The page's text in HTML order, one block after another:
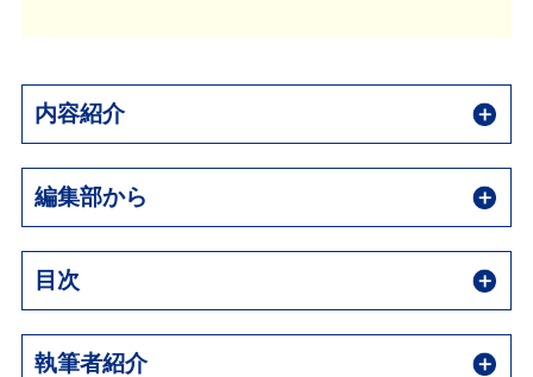
内容紹介
編集部から
目次
執筆者紹介